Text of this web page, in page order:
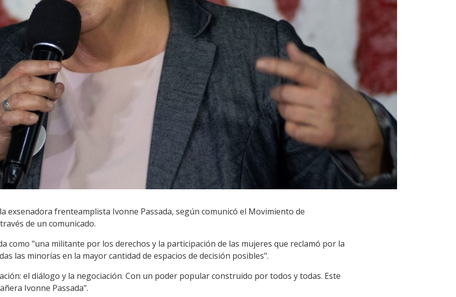
exsenadora frenteamplista Ivonne Passada, según comunicó el Movimiento de
de un comunicado.
como "una militante por los derechos y la participación de las mujeres que reclamó por la
las minorías en la mayor cantidad de espacios de decisión posibles".
el diálogo y la negociación. Con un poder popular construido por todos y todas. Este
Ivonne Passada".